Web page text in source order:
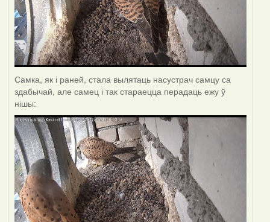
Самка, як і раней, стала вылятаць насустрач самцу са
здабычай, але самец і так стараецца перадаць ежу ў
нішы: